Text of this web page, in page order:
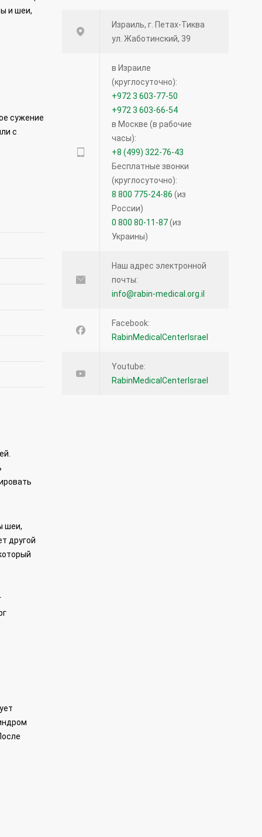
и шеи,
сужение
с
шеи,
другой
Израиль, г. Петах-Тиква
ул. Жаботинский, 39
в Израиле
(круглосуточно):
+972 3 603-77-50
+972 3 603-66-54
в Москве (в рабочие
часы):
+8 (499) 322-76-43
Бесплатные звонки
(круглосуточно):
8 800 775-24-86 (из
России)
0 800 80-11-87(из
Украины)
Наш адрес электронной
почты:
info@rabin-medical.org.il
Facebook:
RabinMedicalCenterIsrael
Youtube:
RabinMedicalCenterIsrael